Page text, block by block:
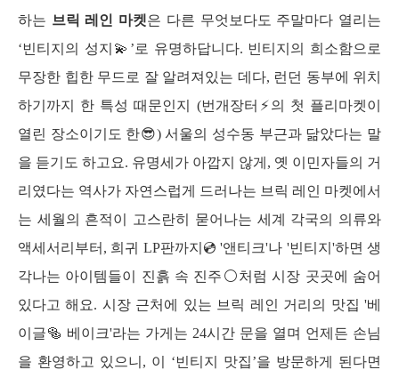
하는 브릭 레인 마켓은 다른 무엇보다도 주말마다 열리는
‘빈티지의 성지💫’로 유명하답니다. 빈티지의 희소함으로
무장한 힙한 무드로 잘 알려져있는 데다, 런던 동부에 위치
하기까지 한 특성 때문인지 (번개장터⚡의 첫 플리마켓이
열린 장소이기도 한😎) 서울의 성수동 부근과 닮았다는 말
을 듣기도 하고요. 유명세가 아깝지 않게, 옛 이민자들의 거
리였다는 역사가 자연스럽게 드러나는 브릭 레인 마켓에서
는 세월의 흔적이 고스란히 묻어나는 세계 각국의 의류와
액세서리부터, 희귀 LP판까지💿 '앤티크'나 '빈티지'하면 생
각나는 아이템들이 진흙 속 진주⚪처럼 시장 곳곳에 숨어
있다고 해요. 시장 근처에 있는 브릭 레인 거리의 맛집 '베
이글🥯 베이크'라는 가게는 24시간 문을 열며 언제든 손님
을 환영하고 있으니, 이 ‘빈티지 맛집’을 방문하게 된다면